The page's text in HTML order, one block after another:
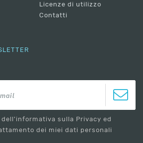
Licenze di utilizzo
Contatti
dell'informativa sulla Privacy ed
dei miei dati personali